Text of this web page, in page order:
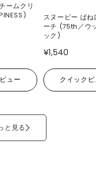
ームクリ
ュー
スヌーピー ば
ーチ (75th／ウ
ック)
¥1,540
クイック
と見る